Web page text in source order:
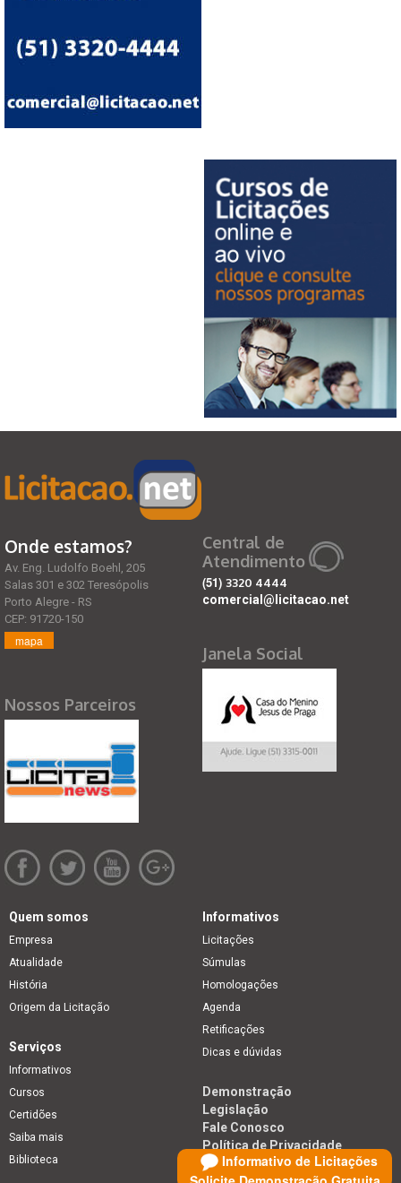
Informativo de Licitações
Onde estamos?
Av. Eng. Ludolfo Boehl, 205
Salas 301 e 302 Teresópolis
Porto Alegre - RS
CEP: 91720-150
mapa
Nossos Parceiros
Central de
Atendimento
(51) 3320 4444
comercial@licitacao.net
Janela Social
Quem somos
Empresa
Atualidade
História
Origem da Licitação
Informativos
Licitações
Súmulas
Homologações
Agenda
Retificações
Dicas e dúvidas
Serviços
Informativos
Cursos
Certidões
Saiba mais
Biblioteca
Demonstração
Legislação
Fale Conosco
Política de Privacidade